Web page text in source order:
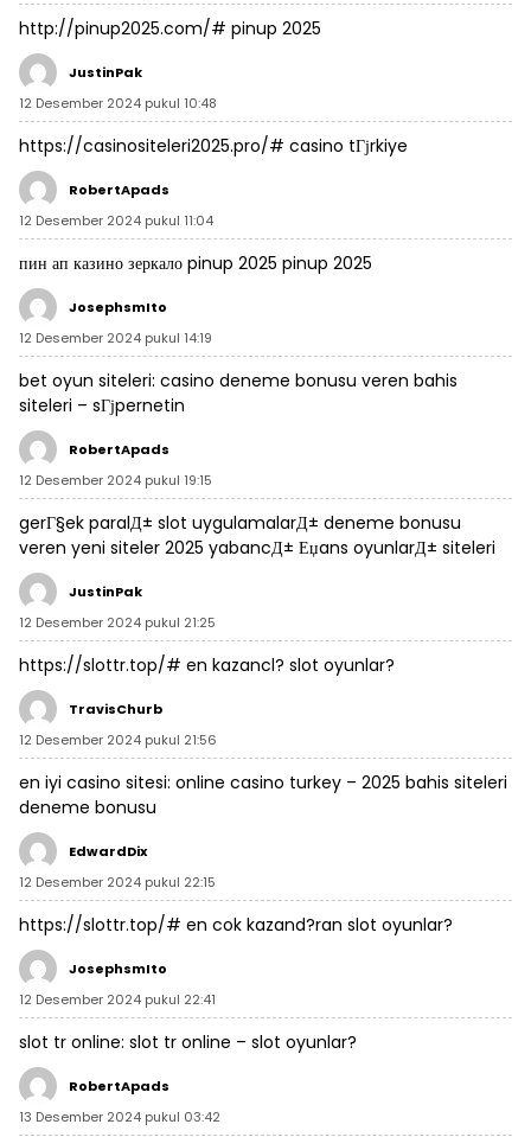
http://pinup2025.com/# pinup 2025
JustinPak
12 Desember 2024 pukul 10:48
https://casinositeleri2025.pro/# casino tГјrkiye
RobertApads
12 Desember 2024 pukul 11:04
пин ап казино зеркало pinup 2025 pinup 2025
JosephsmIto
12 Desember 2024 pukul 14:19
bet oyun siteleri: casino deneme bonusu veren bahis
siteleri – sГјpernetin
RobertApads
12 Desember 2024 pukul 19:15
gerГ§ek paralД± slot uygulamalarД± deneme bonusu
veren yeni siteler 2025 yabancД± Еџans oyunlarД± siteleri
JustinPak
12 Desember 2024 pukul 21:25
https://slottr.top/# en kazancl? slot oyunlar?
TravisChurb
12 Desember 2024 pukul 21:56
en iyi casino sitesi: online casino turkey – 2025 bahis siteleri
deneme bonusu
EdwardDix
12 Desember 2024 pukul 22:15
https://slottr.top/# en cok kazand?ran slot oyunlar?
JosephsmIto
12 Desember 2024 pukul 22:41
slot tr online: slot tr online – slot oyunlar?
RobertApads
13 Desember 2024 pukul 03:42